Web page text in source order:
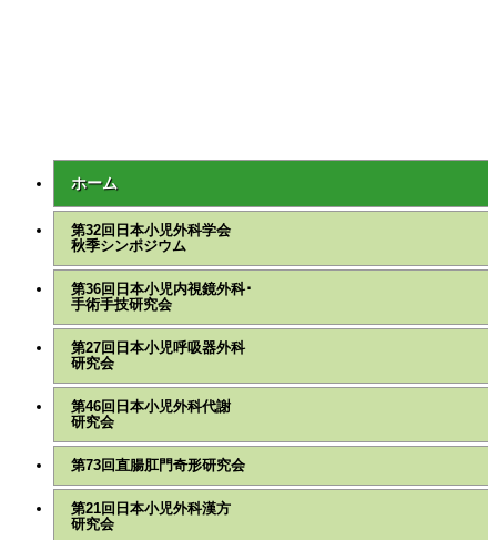
ホーム
第32回日本小児外科学会
秋季シンポジウム
第36回日本小児内視鏡外科･
手術手技研究会
第27回日本小児呼吸器外科
研究会
第46回日本小児外科代謝
研究会
第73回直腸肛門奇形研究会
第21回日本小児外科漢方
研究会